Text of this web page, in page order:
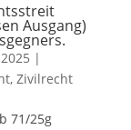
Ausgang)
|
, Zivilrecht
71/25g